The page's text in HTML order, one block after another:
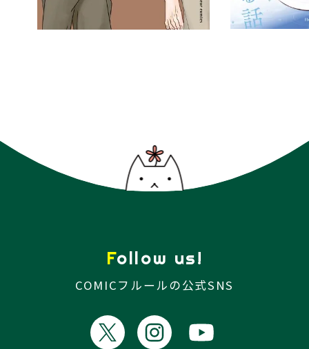
Follow us!
COMICフルールの公式SNS